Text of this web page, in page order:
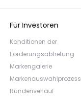
Für Investoren
Konditionen der
Forderungsabtretung
Markengalerie
Markenauswahlprozess
Rundenverlauf